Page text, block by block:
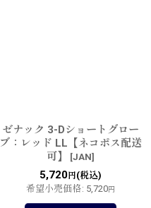
ゼナック 3-Dショートグロー
ブ：レッド LL【ネコポス配送
可】
[JAN]
5,720円(税込)
希望小売価格: 5,720円